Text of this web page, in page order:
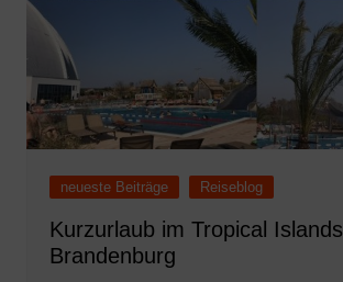
neueste Beiträge Reiseblog
Kurzurlaub im Tropical Islands
Brandenburg